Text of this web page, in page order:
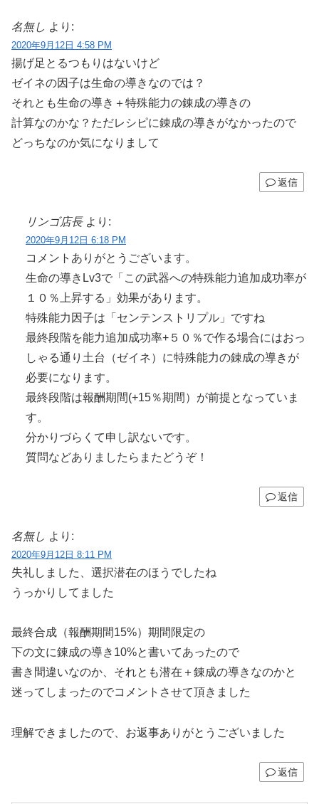
名無し より:
2020年9月12日 4:58 PM
揚げ足とるつもりはないけど
ゼイネの因子は生命の導きなのでは？
それとも生命の導き＋特殊能力の錬成の導きの
計算なのかな？ただレシピに錬成の導きがなかったので
どっちなのか気になりまして
返信
リンゴ店長 より:
2020年9月12日 6:18 PM
コメントありがとうございます。
生命の導きLv3で「この武器への特殊能力追加成功率が
１０％上昇する」効果があります。
特殊能力因子は「センテンストリプル」ですね
最終段階を能力追加成功率+５０％で作る場合にはおっ
しゃる通り土台（ゼイネ）に特殊能力の錬成の導きが
必要になります。
最終段階は報酬期間(+15％期間）が前提となっていま
す。
分かりづらくて申し訳ないです。
質問などありましたらまたどうぞ！
返信
名無し より:
2020年9月12日 8:11 PM
失礼しました、選択潜在のほうでしたね
うっかりしてました
最終合成（報酬期間15%）期間限定の
下の文に錬成の導き10%と書いてあったので
書き間違いなのか、それとも潜在＋錬成の導きなのかと
迷ってしまったのでコメントさせて頂きました
理解できましたので、お返事ありがとうございました
返信